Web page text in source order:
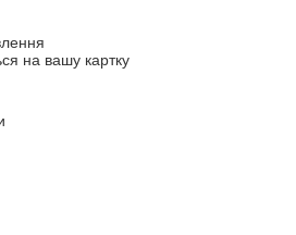
на вашу картку